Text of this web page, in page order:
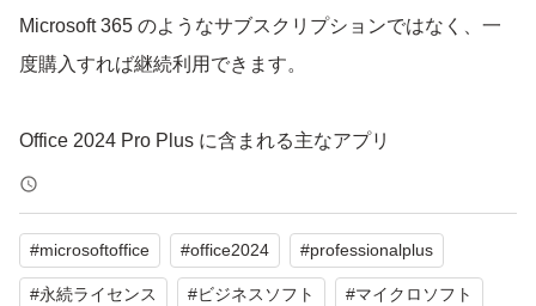
Microsoft 365 のようなサブスクリプションではなく、一
度購入すれば継続利用できます。
Office 2024 Pro Plus に含まれる主なアプリ
- Word 2024 — 文書作成
- Excel 2024 — 表計算・データ分析
- PowerPoint 2024 — プレゼンテーション
- Outlook 2024 — メール・予定管理
#microsoftoffice #office2024 #professionalplus
#永続ライセンス #ビジネスソフト #マイクロソフト